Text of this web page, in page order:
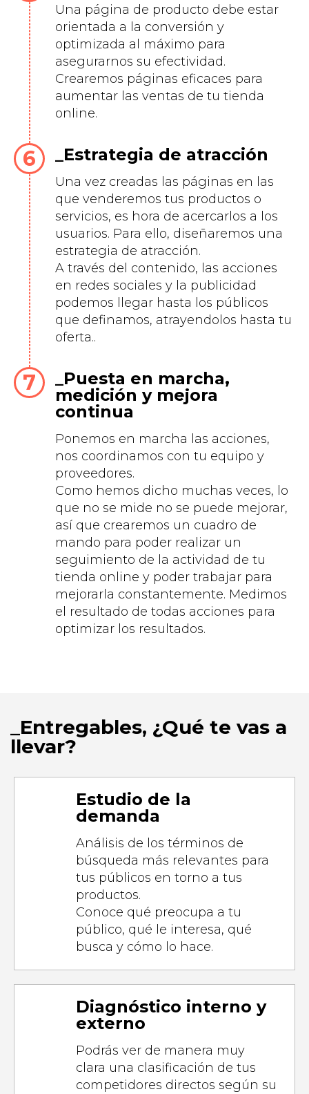
Una página de producto debe estar
orientada a la conversión y
optimizada al máximo para
asegurarnos su efectividad.
Crearemos páginas eficaces para
aumentar las ventas de tu tienda
online.
Estrategia de atracción
Una vez creadas las páginas en las
que venderemos tus productos o
servicios, es hora de acercarlos a los
usuarios. Para ello, diseñaremos una
estrategia de atracción.
A través del contenido, las acciones
en redes sociales y la publicidad
podemos llegar hasta los públicos
que definamos, atrayendolos hasta tu
oferta..
Puesta en marcha,
medición y mejora
continua
Ponemos en marcha las acciones,
nos coordinamos con tu equipo y
proveedores.
Como hemos dicho muchas veces, lo
que no se mide no se puede mejorar,
así que crearemos un cuadro de
mando para poder realizar un
seguimiento de la actividad de tu
tienda online y poder trabajar para
mejorarla constantemente. Medimos
el resultado de todas acciones para
optimizar los resultados.
Entregables, ¿Qué te vas a
llevar?
Estudio de la
demanda
Análisis de los términos de
búsqueda más relevantes para
tus públicos en torno a tus
productos.
Conoce qué preocupa a tu
público, qué le interesa, qué
busca y cómo lo hace.
Diagnóstico interno y
externo
Podrás ver de manera muy
clara una clasificación de tus
competidores directos según su